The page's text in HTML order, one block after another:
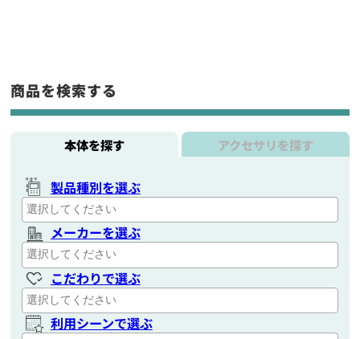
商品を検索する
本体を探す アクセサリを探す
製品種別を選ぶ
メーカーを選ぶ
こだわりで選ぶ
利用シーンで選ぶ